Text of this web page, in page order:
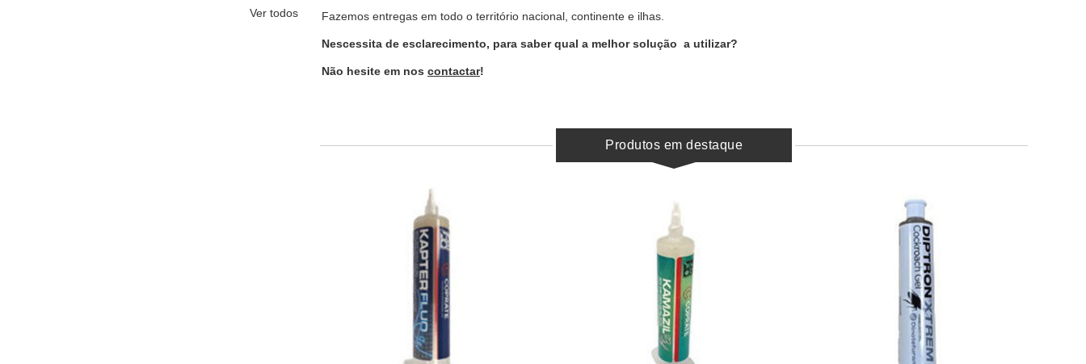
Fazemos entregas em todo o território nacional, continente e ilhas.
Nescessita de esclarecimento, para saber qual a melhor solução a utilizar?
Não hesite em nos contactar!
Produtos em destaque
Ver todos